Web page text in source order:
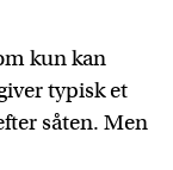
kun kan
typisk et
såten. Men